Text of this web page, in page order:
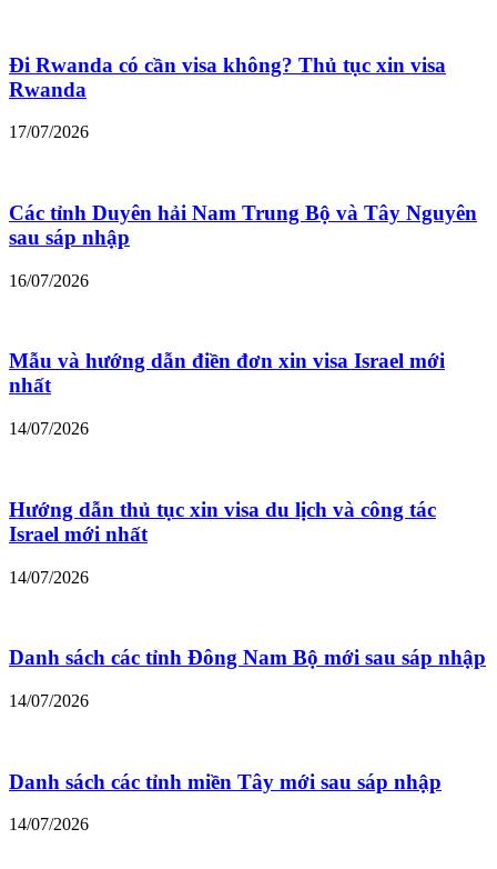
Đi Rwanda có cần visa không? Thủ tục xin visa
Rwanda
17/07/2026
Các tỉnh Duyên hải Nam Trung Bộ và Tây Nguyên
sau sáp nhập
16/07/2026
Mẫu và hướng dẫn điền đơn xin visa Israel mới
nhất
14/07/2026
Hướng dẫn thủ tục xin visa du lịch và công tác
Israel mới nhất
14/07/2026
Danh sách các tỉnh Đông Nam Bộ mới sau sáp nhập
14/07/2026
Danh sách các tỉnh miền Tây mới sau sáp nhập
14/07/2026